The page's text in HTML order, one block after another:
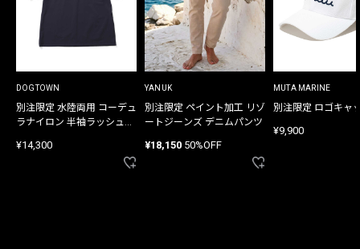
DOGTOWN
別注限定 水陸両用 コーデュ
ラナイロン 半袖ラッシュガ
¥14,300
YANUK
別注限定 ペイント加工 リゾ
ートジーンズ デニムパンツ
¥18,150 50%OFF
MUTA MARINE
別注限定 ロゴキャ
¥9,900